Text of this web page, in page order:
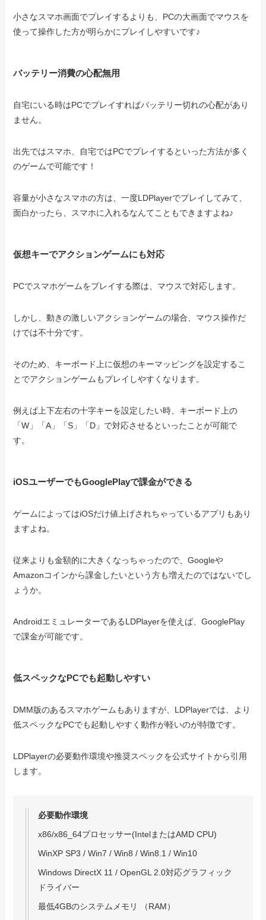
小さなスマホ画面でプレイするよりも、PCの大画面でマウスを
使って操作した方が明らかにプレイしやすいです♪
バッテリー消費の心配無用
自宅にいる時はPCでプレイすればバッテリー切れの心配があり
ません。
出先ではスマホ、自宅ではPCでプレイするといった方法が多く
のゲームで可能です！
容量が小さなスマホの方は、一度LDPlayerでプレイしてみて、
面白かったら、スマホに入れるなんてこともできますよね♪
仮想キーでアクションゲームにも対応
PCでスマホゲームをプレイする際は、マウスで対応します。
しかし、動きの激しいアクションゲームの場合、マウス操作だ
けでは不十分です。
そのため、キーボード上に仮想のキーマッピングを設定するこ
とでアクションゲームもプレイしやすくなります。
例えば上下左右の十字キーを設定したい時、キーボード上の
「W」「A」「S」「D」で対応させるといったことが可能で
す。
iOSユーザーでもGooglePlayで課金ができる
ゲームによってはiOSだけ値上げされちゃっているアプリもあり
ますよね。
従来よりも金額的に大きくなっちゃったので、Googleや
Amazonコインから課金したいという方も増えたのではないでし
ょうか。
AndroidエミュレーターであるLDPlayerを使えば、GooglePlay
で課金が可能です。
低スペックなPCでも起動しやすい
DMM版のあるスマホゲームもありますが、LDPlayerでは、より
低スペックなPCでも起動しやすく動作が軽いのが特徴です。
LDPlayerの必要動作環境や推奨スペックを公式サイトから引用
します。
必要動作環境
x86/x86_64プロセッサー(IntelまたはAMD CPU)
WinXP SP3 / Win7 / Win8 / Win8.1 / Win10
Windows DirectX 11 / OpenGL 2.0対応グラフィック
ドライバー
最低4GBのシステムメモリ （RAM）